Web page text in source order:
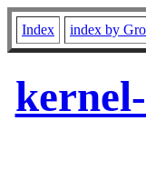
Index index by